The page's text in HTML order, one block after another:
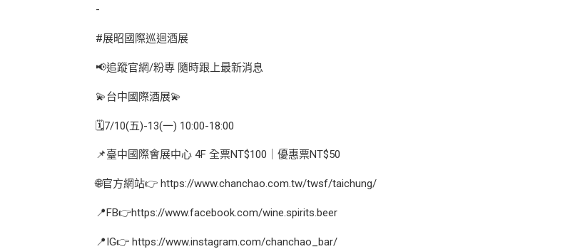
-
#展昭國際巡迴酒展
📢追蹤官網/粉專 隨時跟上最新消息
💫台中國際酒展💫
🗓️7/10(五)-13(一) 10:00-18:00
📌臺中國際會展中心 4F 全票NT$100｜優惠票NT$50
🌐官方網站👉 https://www.chanchao.com.tw/twsf/taichung/
📍FB👉https://www.facebook.com/wine.spirits.beer
📍IG👉 https://www.instagram.com/chanchao_bar/